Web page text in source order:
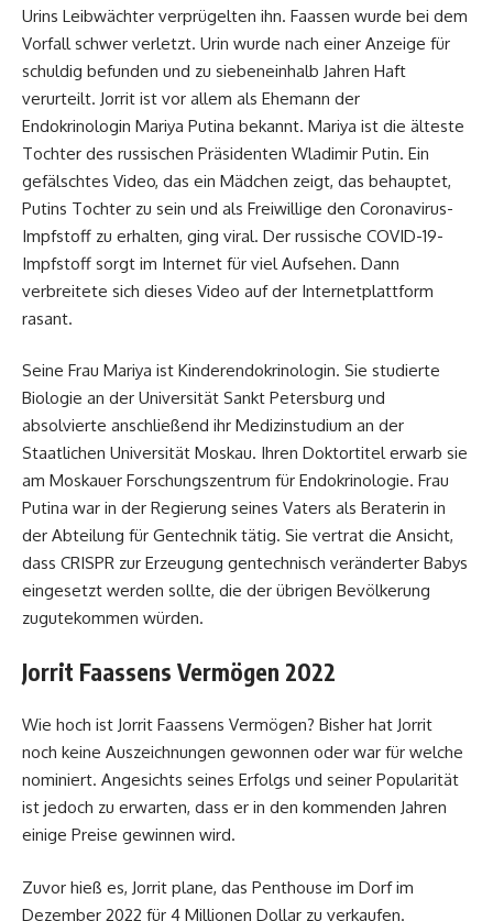
Urins Leibwächter verprügelten ihn. Faassen wurde bei dem
Vorfall schwer verletzt. Urin wurde nach einer Anzeige für
schuldig befunden und zu siebeneinhalb Jahren Haft
verurteilt. Jorrit ist vor allem als Ehemann der
Endokrinologin Mariya Putina bekannt. Mariya ist die älteste
Tochter des russischen Präsidenten Wladimir Putin. Ein
gefälschtes Video, das ein Mädchen zeigt, das behauptet,
Putins Tochter zu sein und als Freiwillige den Coronavirus-
Impfstoff zu erhalten, ging viral. Der russische COVID-19-
Impfstoff sorgt im Internet für viel Aufsehen. Dann
verbreitete sich dieses Video auf der Internetplattform
rasant.
Seine Frau Mariya ist Kinderendokrinologin. Sie studierte
Biologie an der Universität Sankt Petersburg und
absolvierte anschließend ihr Medizinstudium an der
Staatlichen Universität Moskau. Ihren Doktortitel erwarb sie
am Moskauer Forschungszentrum für Endokrinologie. Frau
Putina war in der Regierung seines Vaters als Beraterin in
der Abteilung für Gentechnik tätig. Sie vertrat die Ansicht,
dass CRISPR zur Erzeugung gentechnisch veränderter Babys
eingesetzt werden sollte, die der übrigen Bevölkerung
zugutekommen würden.
Jorrit Faassens Vermögen 2022
Wie hoch ist Jorrit Faassens Vermögen? Bisher hat Jorrit
noch keine Auszeichnungen gewonnen oder war für welche
nominiert. Angesichts seines Erfolgs und seiner Popularität
ist jedoch zu erwarten, dass er in den kommenden Jahren
einige Preise gewinnen wird.
Zuvor hieß es, Jorrit plane, das Penthouse im Dorf im
Dezember 2022 für 4 Millionen Dollar zu verkaufen.